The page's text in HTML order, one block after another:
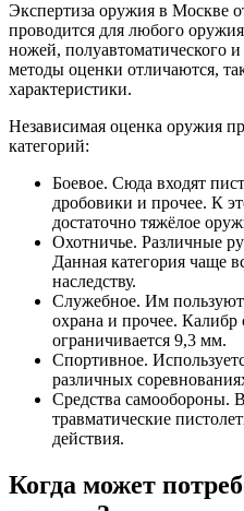
Экспертиза оружия в Москве
проводится для любого
ножей, полуавтоматического
методы оценки отличаются,
характеристики.
Независимая оценка оружия
категорий:
Боевое. Сюда входят
дробовики и прочее. К
достаточно тяжёлое
Охотничье. Различные
Данная категория чаще
наследству.
Служебное. Им
охрана и прочее. Калибр
ограничивается 9,3 мм.
Спортивное.
различных
Средства самообороны.
травматические
действия.
Когда может